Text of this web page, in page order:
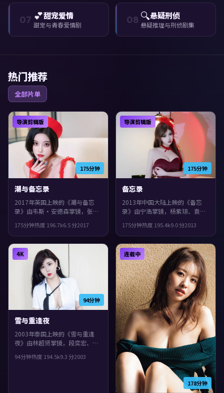
07 💕甜宠爱情
甜宠与青春爱情剧 08 🔍悬疑刑侦
悬疑推理与刑侦剧集
热门推荐
全部片单
175分钟
导演剪辑版
潮与备忘录
2017年英国上映的《潮与备忘
录》由韦斯·安德森掌镜，张子
型上偏喜剧，镜头语言偏写实，
细节里埋着伏笔，片尾余味很
足。
175分钟热度 196.7k6.5分2017
175分钟
导演剪辑版
备忘录
2013年中国大陆上映的《备忘
录》由宁浩掌镜，杨紫琼、袁
爱情，影片在类型框架里仍保留
了作者表达，镜头语言偏写实，
细节里埋着伏笔。
175分钟热度 195.4k9.0分2013
94分钟
4K
雪与重逢夜
2003年泰国上映的《雪与重逢
夜》由林超贤掌镜，段奕宏、古
爱情，影片在类型框架里仍保留
94分钟热度 194.5k9.3 分2003
178分钟
连载中